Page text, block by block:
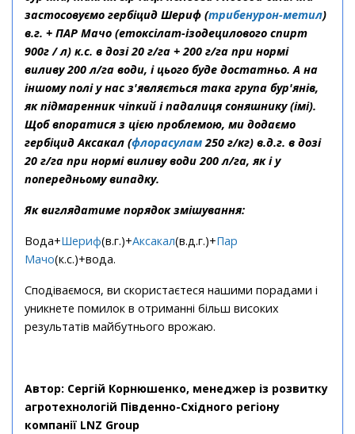
застосовуємо гербіцид Шериф (трибенурон-метил)
в.г. + ПАР Мачо (етоксілат-ізодецилового спирт
900г / л) к.с. в дозі 20 г/га + 200 г/га при нормі
виливу 200 л/га води, і цього буде достатньо. А на
іншому полі у нас з'являється така група бур'янів,
як підмаренник чіпкий і падалиця соняшнику (імі).
Щоб впоратися з цією проблемою, ми додаємо
гербіцид Аксакал (флорасулам250 г/кг) в.д.г. в дозі
20 г/га при нормі виливу води 200 л/га, як і у
попередньому випадку.
Як виглядатиме порядок змішування:
Вода+Шериф(в.г.)+Аксакал(в.д.г.)+Пар
Мачо(к.с.)+вода.
Сподіваємося, ви скористаєтеся нашими порадами і
уникнете помилок в отриманні більш високих
результатів майбутнього врожаю.
Автор: Сергій Корнюшенко, менеджер із розвитку
агротехнологій Південно-Східного регіону
компанії LNZ Group